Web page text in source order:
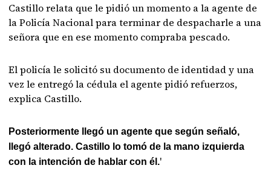
Castillo relata que le pidió un momento a la agente de
la Policía Nacional para terminar de despacharle a una
señora que en ese momento compraba pescado.
El policía le solicitó su documento de identidad y una
vez le entregó la cédula el agente pidió refuerzos,
explica Castillo.
Posteriormente llegó un agente que según señaló,
llegó alterado. Castillo lo tomó de la mano izquierda
con la intención de hablar con él.'